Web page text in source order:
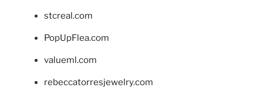
stcreal.com
PopUpFlea.com
valueml.com
rebeccatorresjewelry.com